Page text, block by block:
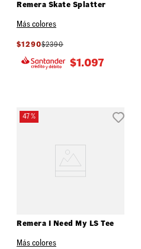
Remera Skate Splatter
Más colores
$1290$2390
$1.097
47 %
Remera I Need My LS Tee
Más colores